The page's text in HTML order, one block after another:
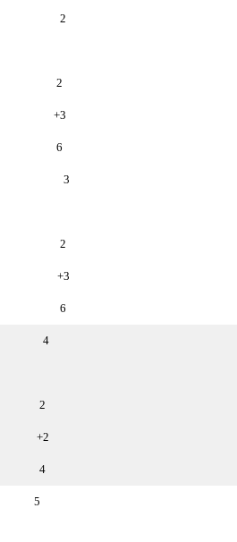
2
2
+3
6
3
2
+3
6
4
2
+2
4
5